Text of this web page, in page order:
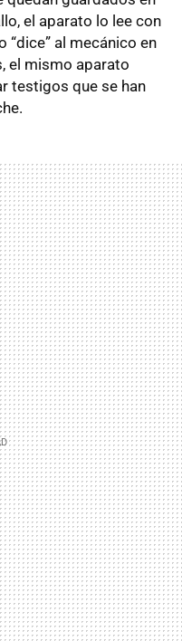
el aparato lo lee con
“dice” al mecánico en
el mismo aparato
testigos que se han